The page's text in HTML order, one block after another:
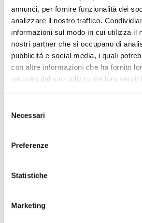
annunci, per fornire funzionalità dei
analizzare il nostro traffico.
informazioni sul modo in cui utilizza il
nostri partner che si occupano di
pubblicità e social media, i quali
con altre informazioni che ha fornito
raccolto dal suo utilizzo dei loro
delNecessari
Preferenze
Statistiche
Marketing
e cambia tutto, doppietta di
di Pier Paolo Flammini